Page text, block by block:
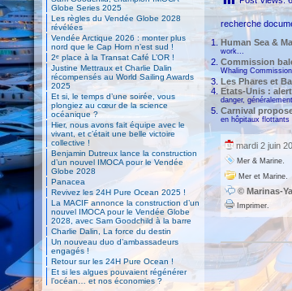
Globe Series 2025
Les règles du Vendée Globe 2028
révélées
Vendée Arctique 2026 : monter plus
nord que le Cap Horn n’est sud !
2ᵉ place à la Transat Café L’OR !
Justine Mettraux et Charlie Dalin
récompensés au World Sailing Awards
2025
Et si, le temps d’une soirée, vous
plongiez au cœur de la science
océanique ?
Hier, nous avons fait équipe avec le
vivant, et c’était une belle victoire
collective !
Benjamin Dutreux lance la construction
d’un nouvel IMOCA pour le Vendée
Globe 2028
Panacea
Revivez les 24H Pure Ocean 2025 !
La MACIF annonce la construction d’un
nouvel IMOCA pour le Vendée Globe
2028, avec Sam Goodchild à la barre
Charlie Dalin, La force du destin
Un nouveau duo d’ambassadeurs
engagés !
Retour sur les 24H Pure Ocean !
Et si les algues pouvaient régénérer
l’océan… et nos économies ?
recherche
Human Sea &
work...
Commission
Whaling
Les Phares et
Etats-Unis :
danger,
Carnival
en hôpitaux
mardi 2 juin
Mer & Marine
Mer et Marine
© Marinas-
Imprimer.